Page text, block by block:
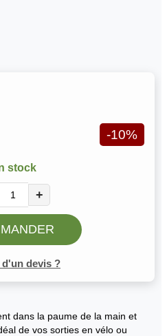
-10%
stock
+
d'un devis ?
dans la paume de la main et
de vos sorties en vélo ou